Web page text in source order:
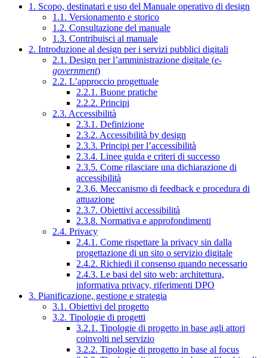
1. Scopo, destinatari e uso del Manuale operativo di design
1.1. Versionamento e storico
1.2. Consultazione del manuale
1.3. Contribuisci al manuale
2. Introduzione al design per i servizi pubblici digitali
2.1. Design per l’amministrazione digitale (e-
government)
2.2. L’approccio progettuale
2.2.1. Buone pratiche
2.2.2. Principi
2.3. Accessibilità
2.3.1. Definizione
2.3.2. Accessibilità by design
2.3.3. Principi per l’accessibilità
2.3.4. Linee guida e criteri di successo
2.3.5. Come rilasciare una dichiarazione di
accessibilità
2.3.6. Meccanismo di feedback e procedura di
attuazione
2.3.7. Obiettivi accessibilità
2.3.8. Normativa e approfondimenti
2.4. Privacy
2.4.1. Come rispettare la privacy sin dalla
progettazione di un sito o servizio digitale
2.4.2. Richiedi il consenso quando necessario
2.4.3. Le basi del sito web: architettura,
informativa privacy, riferimenti DPO
3. Pianificazione, gestione e strategia
3.1. Obiettivi del progetto
3.2. Tipologie di progetti
3.2.1. Tipologie di progetto in base agli attori
coinvolti nel servizio
3.2.2. Tipologie di progetto in base al focus